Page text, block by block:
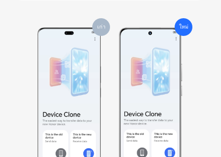
เก่า ใหม่
เก่า ใหม่
เก่า ใหม่
เก่า ใหม่
ใหม่ ใหม่
เก่า ใหม่
เก่า ใหม่
เก่า ใหม่
ใหม่ ใหม่
ใหม่ เก่า
เก่า ใหม่
เก่า ใหม่
ใหม่ ใหม่
ใหม่ เก่า
เก่า ใหม่
เก่า ใหม่